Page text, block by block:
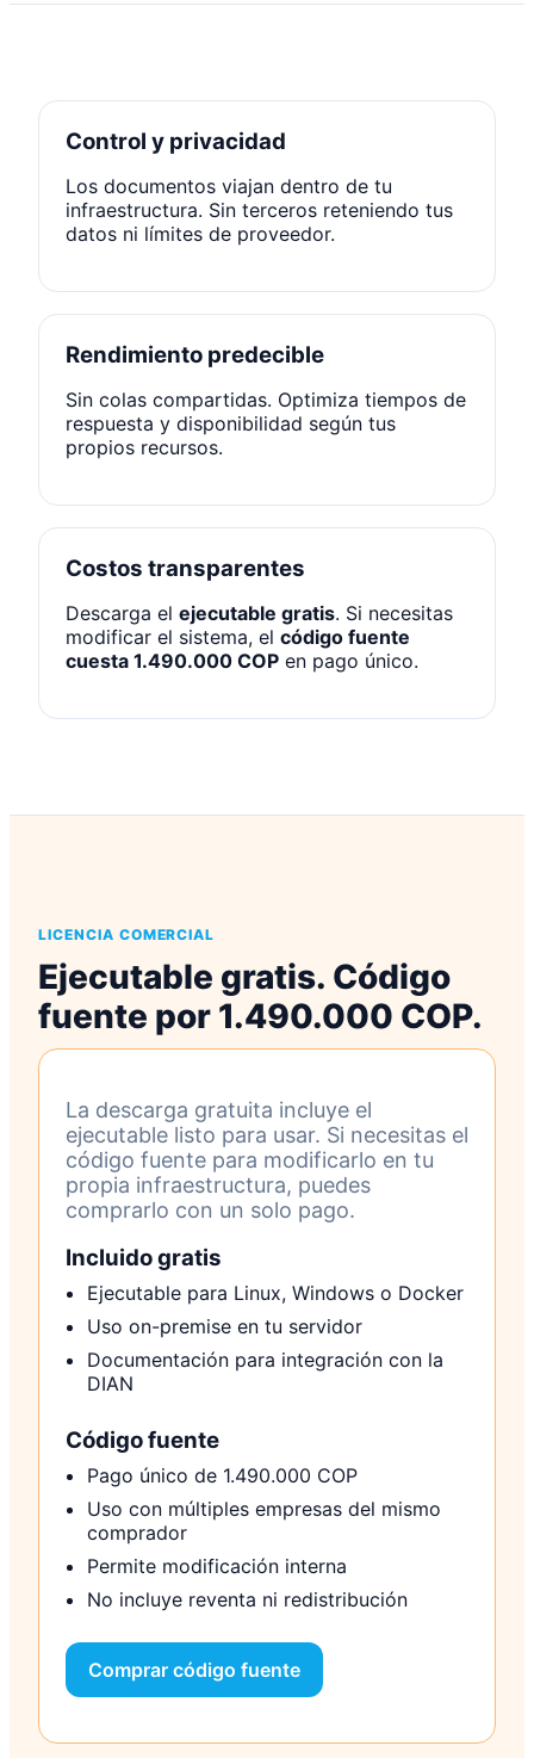
Control y privacidad
Los documentos viajan dentro de tu
infraestructura. Sin terceros reteniendo tus
datos ni límites de proveedor.
Rendimiento predecible
Sin colas compartidas. Optimiza tiempos de
respuesta y disponibilidad según tus
propios recursos.
Costos transparentes
Descarga el ejecutable gratis. Si necesitas
modificar el sistema, el código fuente
cuesta 1.490.000 COP en pago único.
LICENCIA COMERCIAL
Ejecutable gratis. Código
fuente por 1.490.000 COP.
La descarga gratuita incluye el
ejecutable listo para usar. Si necesitas el
código fuente para modificarlo en tu
propia infraestructura, puedes
comprarlo con un solo pago.
Incluido gratis
Ejecutable para Linux, Windows o Docker
Uso on-premise en tu servidor
Documentación para integración con la
DIAN
Código fuente
Pago único de 1.490.000 COP
Uso con múltiples empresas del mismo
comprador
Permite modificación interna
No incluye reventa ni redistribución
Comprar código fuente